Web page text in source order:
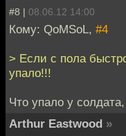
#8 | 08.06.12 14:00
Кому: QoMSoL, #4
> Если с пола
упало!!!
Что упало у
Arthur Eastwood »